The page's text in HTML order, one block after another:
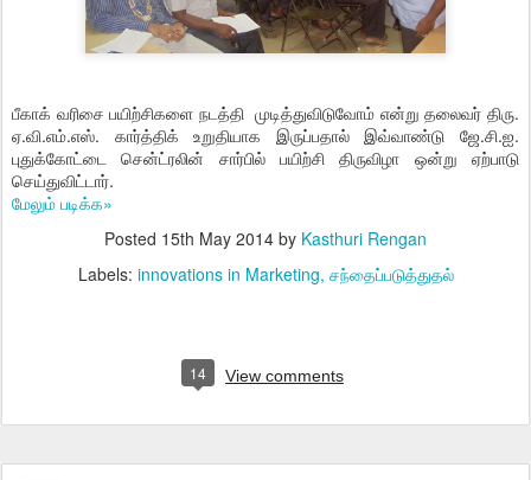
பீகாக் வரிசை பயிற்சிகளை நடத்தி முடித்துவிடுவோம் என்று தலைவர் திரு.
ஏ.வி.எம்.எஸ். கார்த்திக் உறுதியாக இருப்பதால் இவ்வாண்டு ஜே.சி.ஐ.
புதுக்கோட்டை சென்ட்ரலின் சார்பில் பயிற்சி திருவிழா ஒன்று ஏற்பாடு
செய்துவிட்டார்.
மேலும் படிக்க»
Posted 15th May 2014 by Kasthuri Rengan
Labels: innovations in Marketing சந்தைப்படுத்துதல்
14 View comments